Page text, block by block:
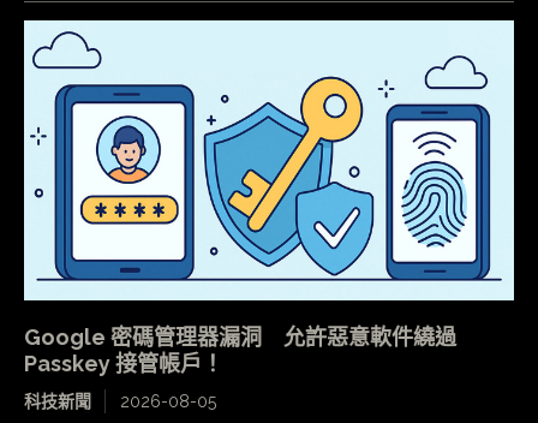
Google 密碼管理器漏洞 允許惡意軟件繞過
Passkey 接管帳戶！
科技新聞 2026-08-05